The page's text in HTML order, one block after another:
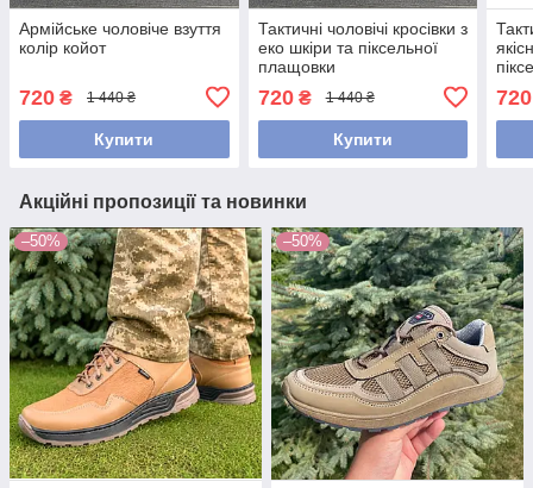
Армійське чоловіче взуття
колір койот
720 ₴ 1 440 ₴
Купити
Тактичні чоловічі кросівки з
еко шкіри та піксельної
плащовки
720₴ 1 440 ₴
Купити
720
Акційні пропозиції та новинки
–50% –50%